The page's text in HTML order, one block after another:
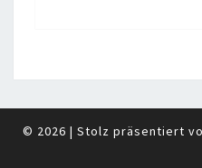
© 2026 | Stolz präsentiert